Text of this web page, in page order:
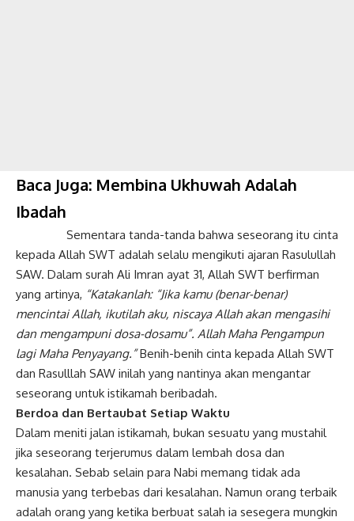
Baca Juga: Membina Ukhuwah Adalah
Ibadah
Sementara tanda-tanda bahwa seseorang itu cinta
kepada Allah SWT adalah selalu mengikuti ajaran Rasulullah
SAW. Dalam surah Ali Imran ayat 31, Allah SWT berfirman
yang artinya, “Katakanlah: “Jika kamu (benar-benar)
mencintai Allah, ikutilah aku, niscaya Allah akan mengasihi
dan mengampuni dosa-dosamu”. Allah Maha Pengampun
lagi Maha Penyayang.”Benih-benih cinta kepada Allah SWT
dan Rasulllah SAW inilah yang nantinya akan mengantar
seseorang untuk istikamah beribadah.
Berdoa dan Bertaubat Setiap Waktu
Dalam meniti jalan istikamah, bukan sesuatu yang mustahil
jika seseorang terjerumus dalam lembah dosa dan
kesalahan. Sebab selain para Nabi memang tidak ada
manusia yang terbebas dari kesalahan. Namun orang terbaik
adalah orang yang ketika berbuat salah ia sesegera mungkin